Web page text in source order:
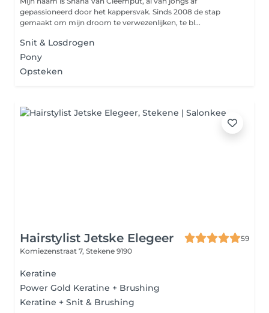
gepassioneerd door het kappersvak. Sinds 2008 de stap
gemaakt om mijn droom te verwezenlijken, te bl...
Snit & Losdrogen
Pony
Opsteken
Hairstylist Jetske Elegeer
59
Komiezenstraat 7, Stekene 9190
Keratine
Power Gold Keratine + Brushing
Keratine + Snit & Brushing